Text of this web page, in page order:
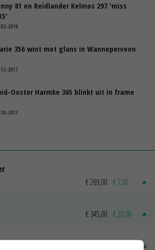
81 en Reidlander Kelmos 297 'miss
2018
356 wint met glans in Wanneperveen
2017
Ooster Harmke 365 blinkt uit in frame
2017
€ 269,00 € 7,00
€ 345,00 € 20,00